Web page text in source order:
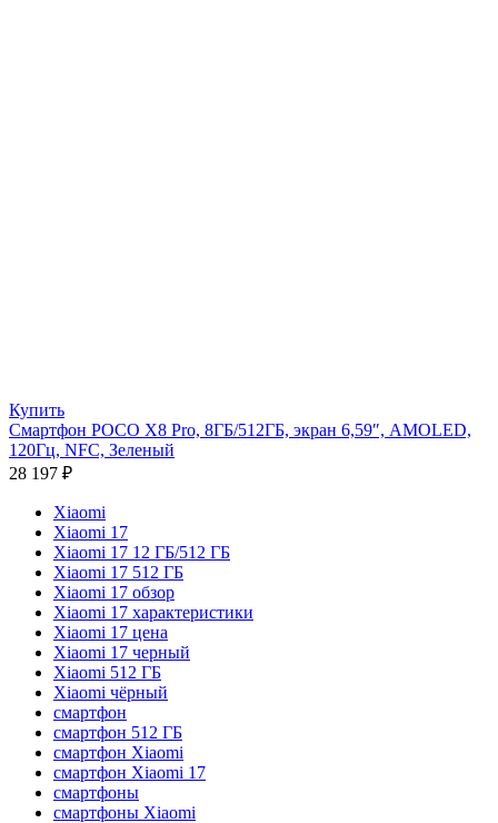
Купить
Смартфон POCO X8 Pro, 8ГБ/512ГБ, экран 6,59″, AMOLED,
120Гц, NFC, Зеленый
28 197 ₽
Xiaomi
Xiaomi 17
Xiaomi 17 12 ГБ/512 ГБ
Xiaomi 17 512 ГБ
Xiaomi 17 обзор
Xiaomi 17 характеристики
Xiaomi 17 цена
Xiaomi 17 черный
Xiaomi 512 ГБ
Xiaomi чёрный
смартфон
смартфон 512 ГБ
смартфон Xiaomi
смартфон Xiaomi 17
смартфоны
смартфоны Xiaomi